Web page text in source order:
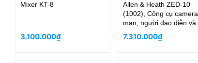
Mixer KT-8
3.100.000₫
Allen & Heath ZED-10
(1002), Công cụ camera
man, người đạo diễn và
cao cấp
7.310.000₫